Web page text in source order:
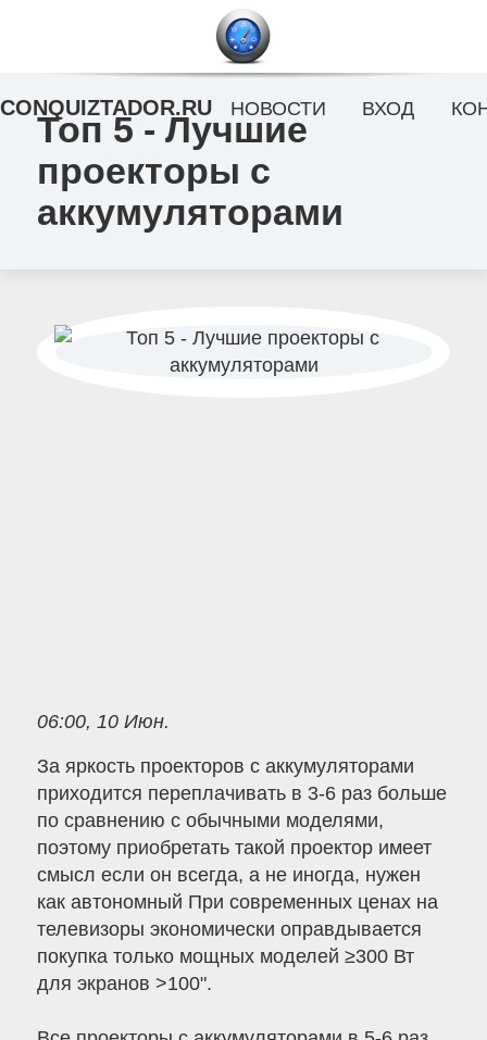
Топ 5 - Лучшие
проекторы с
аккумуляторами
06:00, 10 Июн.
За яркость проекторов с аккумуляторами
приходится переплачивать в 3-6 раз больше
по сравнению с обычными моделями,
поэтому приобретать такой проектор имеет
смысл если он всегда, а не иногда, нужен
как автономный При современных ценах на
телевизоры экономически оправдывается
покупка только мощных моделей ≥300 Вт
для экранов >100".
CONQUIZTADOR.RU НОВОСТИ ВХОД